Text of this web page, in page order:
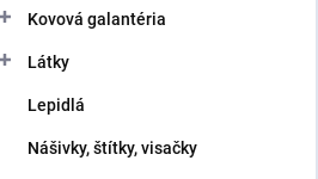
Kovová galantéria
Látky
Lepidlá
Nášivky, štítky, visačky